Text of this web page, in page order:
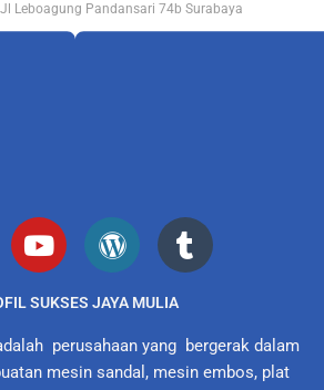
Leboagung Pandansari 74b Surabaya
SUKSES JAYA MULIA
perusahaan yang bergerak dalam
mesin sandal, mesin embos, plat